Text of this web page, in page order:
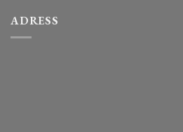
ADRESS